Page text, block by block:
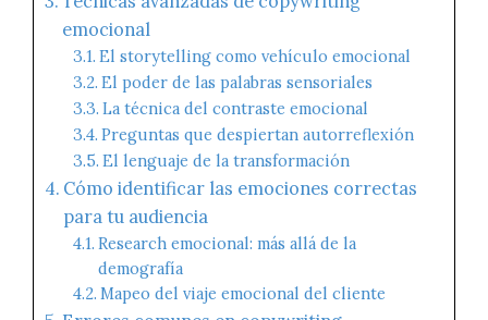
emocional
El storytelling como vehículo emocional
El poder de las palabras sensoriales
La técnica del contraste emocional
Preguntas que despiertan autorreflexión
El lenguaje de la transformación
Cómo identificar las emociones correctas
para tu audiencia
Research emocional: más allá de la
demografía
Mapeo del viaje emocional del cliente